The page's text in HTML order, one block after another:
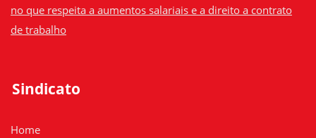
no que respeita a aumentos salariais e a direito a contrato
de trabalho
Sindicato
Home